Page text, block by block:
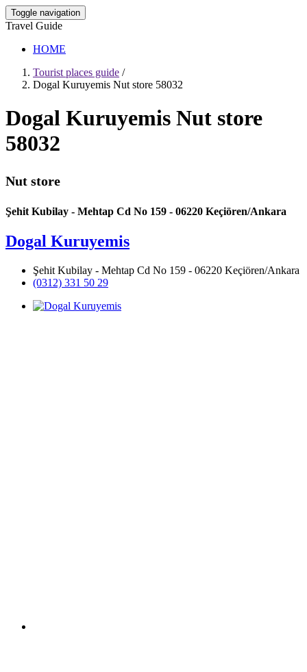
Toggle navigation
Travel Guide
HOME
Tourist places guide /
Dogal Kuruyemis Nut store 58032
Dogal Kuruyemis Nut store
58032
Nut store
Şehit Kubilay - Mehtap Cd No 159 - 06220 Keçiören/Ankara
Dogal Kuruyemis
Şehit Kubilay - Mehtap Cd No 159 - 06220 Keçiören/Ankara
(0312) 331 50 29